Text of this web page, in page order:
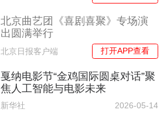
北京曲艺团《喜剧喜聚》专场演
出圆满举行
北京日报客户端 打开APP查看
戛纳电影节“金鸡国际圆桌对话”聚
焦人工智能与电影未来
新华社 2026-05-14